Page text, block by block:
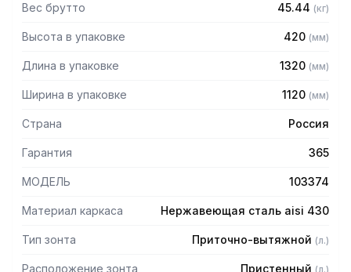
— Бескаркасный
0,8мм
— Поставляется в собранном виде
Вес брутто 45.44 (кг)
Высота в упаковке 420 (мм)
Длина в упаковке 1320 (мм)
Ширина в упаковке 1120 (мм)
Страна Россия
Гарантия 365
МОДЕЛЬ 103374
Материал каркаса Нержавеющая сталь aisi 430
Тип зонта Приточно-вытяжной (л.)
Расположение зонта Пристенный (л.)